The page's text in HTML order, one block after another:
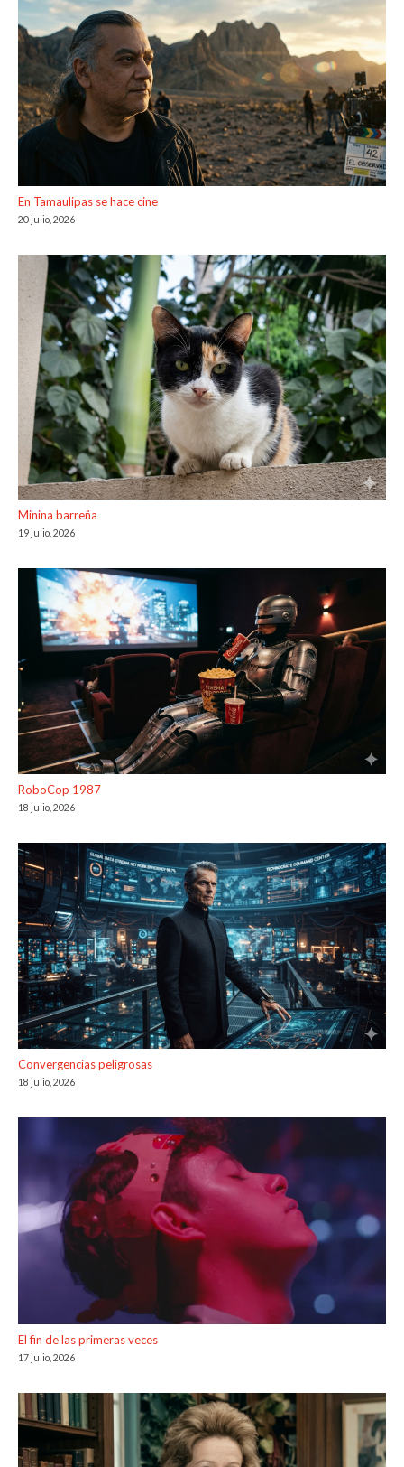
En Tamaulipas se hace cine
20 julio, 2026
Minina barreña
19 julio, 2026
RoboCop 1987
18 julio, 2026
Convergencias peligrosas
18 julio, 2026
El fin de las primeras veces
17 julio, 2026